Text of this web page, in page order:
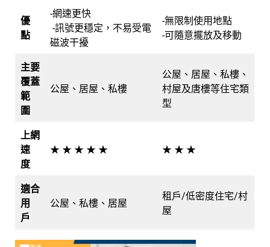
優
點
-網速更快
-訊號更穩定，不易受電
磁波干擾
-無限制使用地點
-可隨意擺放及移動
主要
覆蓋
範
圍
公屋、居屋、私樓
公屋、居屋、私樓、
村屋及唐樓等住宅類
型
上網
速
度
★ ★ ★ ★ ★ ★ ★ ★
適合
用
戶
公屋、私樓、居屋
租戶/低密度住宅/村
屋